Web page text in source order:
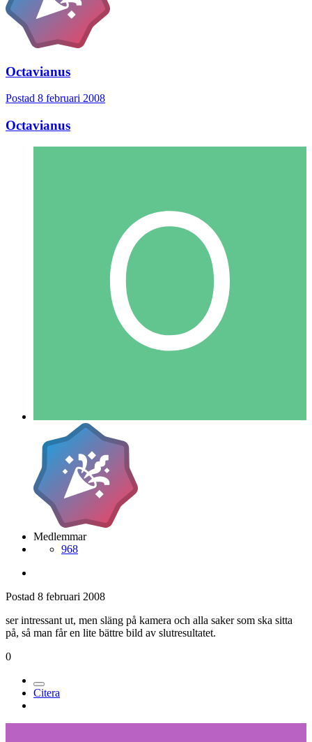
Octavianus
Postad 8 februari 2008
Octavianus
Medlemmar
968
Postad 8 februari 2008
ser intressant ut, men släng på kamera och alla saker som ska sitta
på, så man får en lite bättre bild av slutresultatet.
0
Citera